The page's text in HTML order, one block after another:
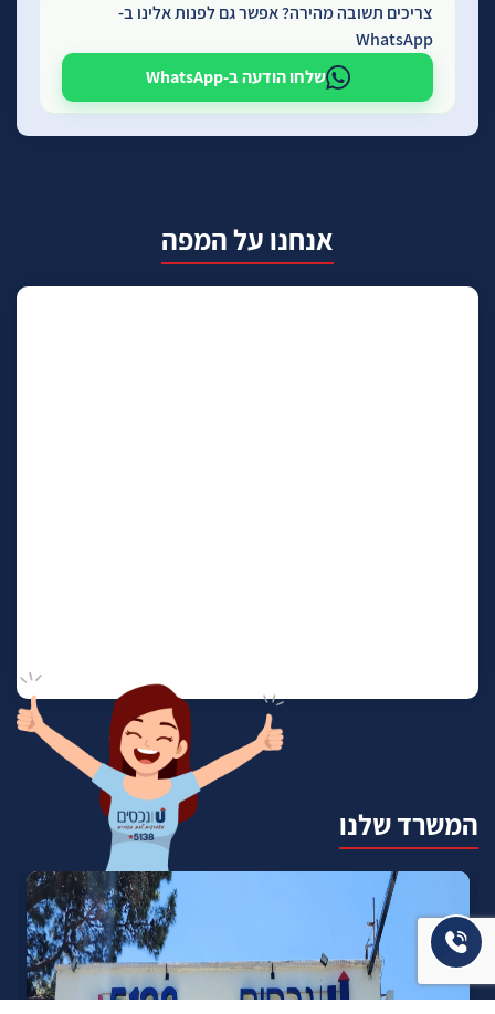
צריכים תשובה מהירה? אפשר גם לפנות אלינו ב-
WhatsApp
שלחו הודעה ב-WhatsApp
אנחנו על המפה
המשרד שלנו